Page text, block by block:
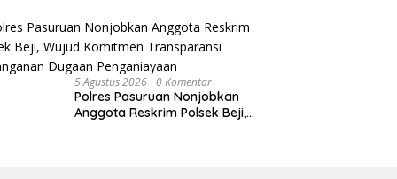
5 Agustus 2026 0 Komentar
Polres Pasuruan Nonjobkan
Anggota Reskrim Polsek Beji,